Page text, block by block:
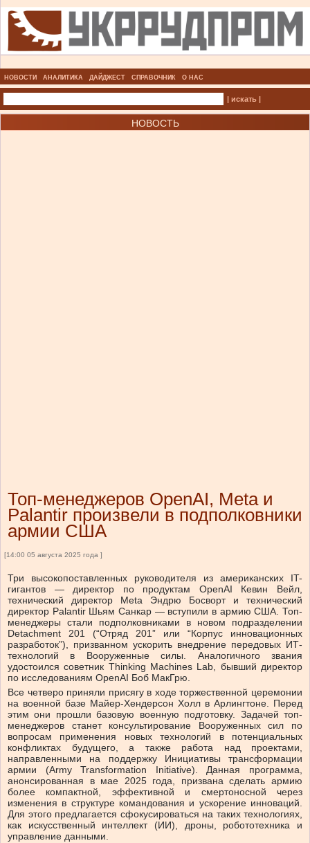
НОВОСТИ АНАЛИТИКА ДАЙДЖЕСТ СПРАВОЧНИК О НАС
| искать |
НОВОСТЬ
Топ-менеджеров OpenAI, Meta и
Palantir произвели в подполковники
армии США
[14:00 05 августа 2025 года ]
Три высокопоставленных руководителя из американских IT-
гигантов — директор по продуктам OpenAI Кевин Вейл,
технический директор Meta Эндрю Босворт и технический
директор Palantir Шьям Санкар — вступили в армию США. Топ-
менеджеры стали подполковниками в новом подразделении
Detachment 201 (“Отряд 201” или “Корпус инновационных
разработок”), призванном ускорить внедрение передовых ИТ-
технологий в Вооруженные силы. Аналогичного звания
удостоился советник Thinking Machines Lab, бывший директор
по исследованиям OpenAI Боб МакГрю.
Все четверо приняли присягу в ходе торжественной церемонии
на военной базе Майер-Хендерсон Холл в Арлингтоне. Перед
этим они прошли базовую военную подготовку. Задачей топ-
менеджеров станет консультирование Вооруженных сил по
вопросам применения новых технологий в потенциальных
конфликтах будущего, а также работа над проектами,
направленными на поддержку Инициативы трансформации
армии (Army Transformation Initiative). Данная программа,
анонсированная в мае 2025 года, призвана сделать армию
более компактной, эффективной и смертоносной через
изменения в структуре командования и ускорение инноваций.
Для этого предлагается сфокусироваться на таких технологиях,
как искусственный интеллект (ИИ), дроны, робототехника и
управление данными.